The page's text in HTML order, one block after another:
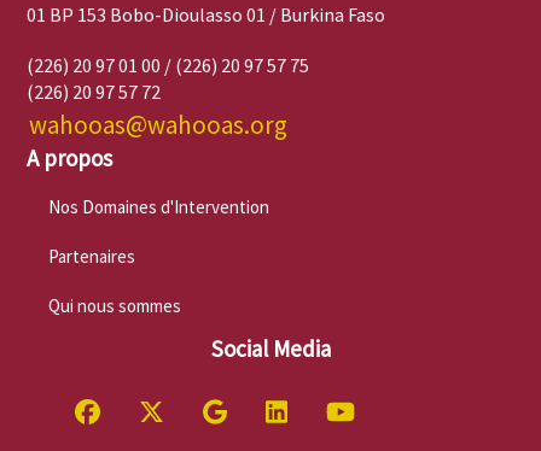
01 BP 153 Bobo-Dioulasso 01 / Burkina Faso
(226) 20 97 01 00 / (226) 20 97 57 75
(226) 20 97 57 72
wahooas@wahooas.org
A propos
Nos Domaines d'Intervention
Partenaires
Qui nous sommes
Social Media